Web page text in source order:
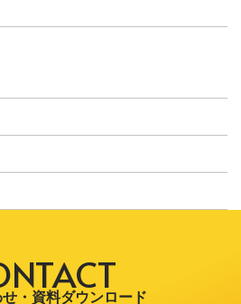
・資料ダウンロード